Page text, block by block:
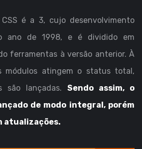
é a 3, cujo desenvolvimento
ano de 1998, e é dividido em
ferramentas à versão anterior. À
módulos atingem o status total,
são lançadas. Sendo assim, o
de modo integral, porém
atualizações.